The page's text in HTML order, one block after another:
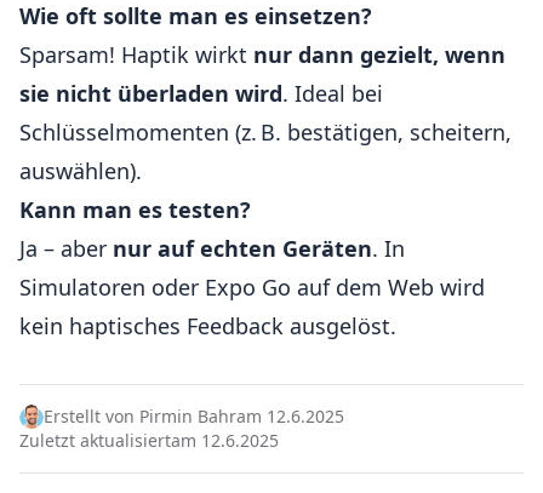
Wie oft sollte man es einsetzen?
Sparsam! Haptik wirkt nur dann gezielt, wenn
sie nicht überladen wird. Ideal bei
Schlüsselmomenten (z. B. bestätigen, scheitern,
auswählen).
Kann man es testen?
Ja – aber nur auf echten Geräten. In
Simulatoren oder Expo Go auf dem Web wird
kein haptisches Feedback ausgelöst.
Erstellt von Pirmin Bahram 12.6.2025
Zuletzt aktualisiertam 12.6.2025